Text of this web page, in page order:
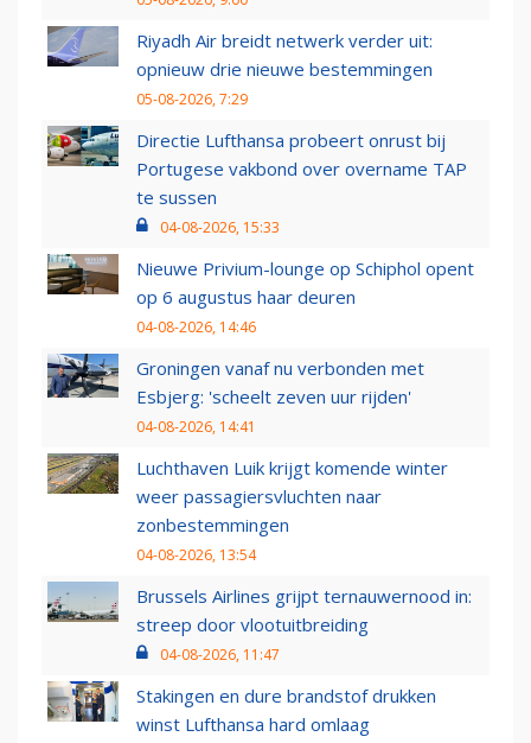
Riyadh Air breidt netwerk verder uit:
opnieuw drie nieuwe bestemmingen
05-08-2026, 7:29
Directie Lufthansa probeert onrust bij
Portugese vakbond over overname TAP
te sussen
04-08-2026, 15:33
Nieuwe Privium-lounge op Schiphol opent
op 6 augustus haar deuren
04-08-2026, 14:46
Groningen vanaf nu verbonden met
Esbjerg: 'scheelt zeven uur rijden'
04-08-2026, 14:41
Luchthaven Luik krijgt komende winter
weer passagiersvluchten naar
zonbestemmingen
04-08-2026, 13:54
Brussels Airlines grijpt ternauwernood in:
streep door vlootuitbreiding
04-08-2026, 11:47
Stakingen en dure brandstof drukken
winst Lufthansa hard omlaag